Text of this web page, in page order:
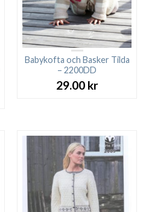
Babykofta och Basker Tilda
– 2200DD
29.00 kr